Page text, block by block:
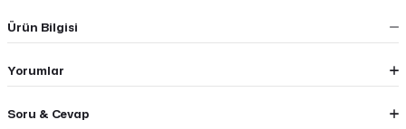
Ürün Bilgisi
Yorumlar
Soru & Cevap